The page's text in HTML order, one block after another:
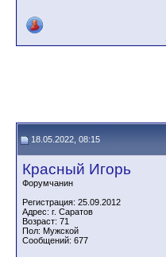
18.05.2022, 08:15
Красный Игорь
Форумчанин
Регистрация: 25.09.2012
Адрес: г. Саратов
Возраст: 71
Пол: Мужской
Сообщений: 677